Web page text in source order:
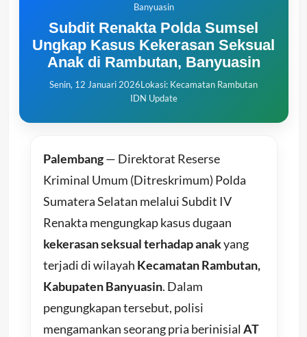
Banyuasin
Subdit Renakta Polda Sumsel
Ungkap Kasus Kekerasan Seksual
Anak di Rambutan, Banyuasin
Senin, 12 Januari 2026Lokasi: Kecamatan Rambutan
IDN Update
Palembang— Direktorat Reserse
Kriminal Umum (Ditreskrimum) Polda
Sumatera Selatan melalui Subdit IV
Renakta mengungkap kasus dugaan
kekerasan seksual terhadap anakyang
terjadi di wilayah Kecamatan Rambutan,
Kabupaten Banyuasin. Dalam
pengungkapan tersebut, polisi
mengamankan seorang pria berinisial AT